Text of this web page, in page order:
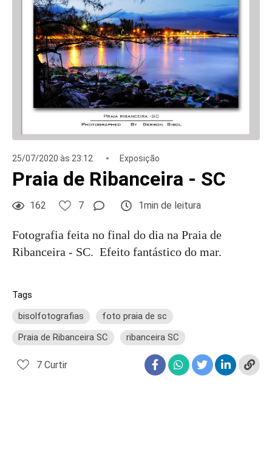
25/07/2020 às 23:12 Exposição
Praia de Ribanceira - SC
162 7 1min de leitura
Fotografia feita no final do dia na Praia de
Ribanceira - SC. Efeito fantástico do mar.
Tags
bisolfotografias
foto praia de sc
Praia de Ribanceira SC
ribanceira SC
7 Curtir